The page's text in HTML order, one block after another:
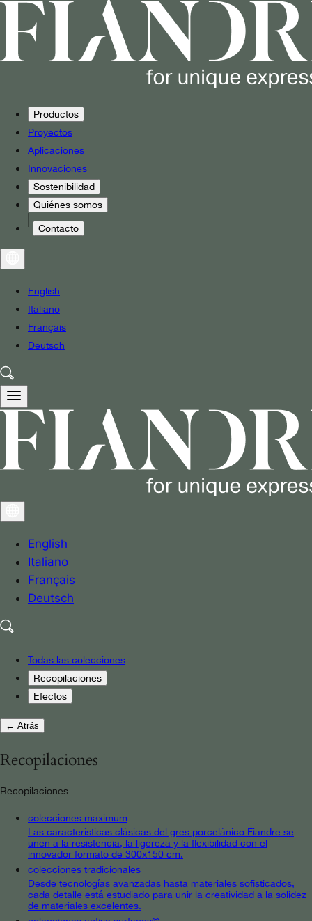
Productos
Proyectos
Aplicaciones
Innovaciones
Sostenibilidad
Quiénes somos
Contacto
English
Italiano
Français
Deutsch
English
Italiano
Français
Deutsch
Todas las colecciones
Recopilaciones
Efectos
← Atrás
Recopilaciones
Recopilaciones
colecciones maximum
Las características clásicas del gres porcelánico Fiandre se
unen a la resistencia, la ligereza y la flexibilidad con el
innovador formato de 300x150 cm.
colecciones tradicionales
Desde tecnologías avanzadas hasta materiales sofisticados,
cada detalle está estudiado para unir la creatividad a la solidez
de materiales excelentes.